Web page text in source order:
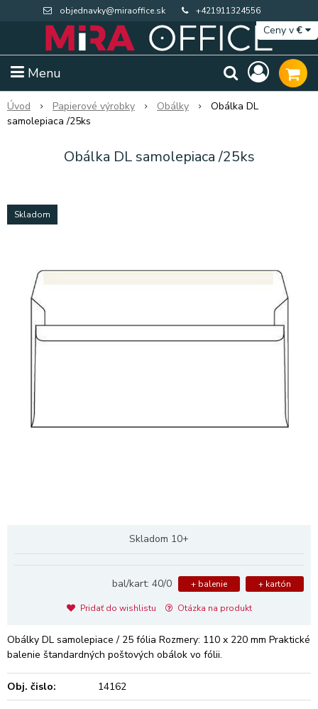
objednavky@miraoffice.sk +421911324556
Menu
Ceny v€
Extra výpredaj zásob
Úvod Papierové výrobky Obálky
Obálka DL
samolepiaca /25ks
Obálka DL samolepiaca /25ks
Skladom
Skladom 10+
bal/kart: 40/0 + balenie + kartón
Pridať do wishlistu Otázka na produkt
Obálky DL samolepiace / 25 fólia Rozmery: 110 x 220 mm Praktické
balenie štandardných poštových obálok vo fólii.
Obj. čislo:
14162